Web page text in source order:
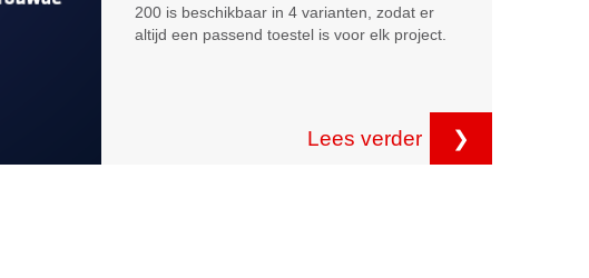
200 is beschikbaar in 4 varianten, zodat er
altijd een passend toestel is voor elk project.
Lees verder ❯